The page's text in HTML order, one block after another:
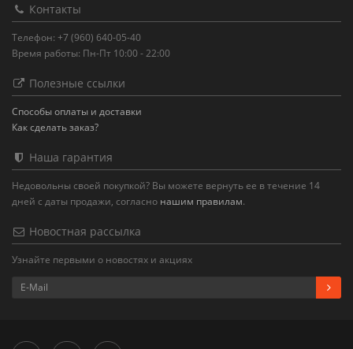
Контакты
Телефон: +7 (960) 640-05-40
Время работы: Пн-Пт 10:00 - 22:00
Полезные ссылки
Способы оплаты и доставки
Как сделать заказ?
Наша гарантия
Недовольны своей покупкой? Вы можете вернуть ее в течение 14
дней с даты продажи, согласно нашим правилам.
Новостная рассылка
Узнайте первыми о новостях и акциях